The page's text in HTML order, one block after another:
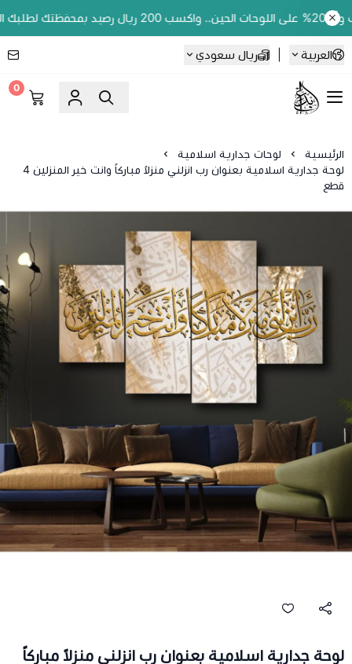
الجاي!
العربية ريال سعودي
Ebbdaa art
0
الرئيسية
لوحات جدارية اسلامية
لوحة جدارية اسلامية بعنوان رب انزلني منزلاً مباركاً وانت خير المنزلين 4
قطع
لوحة جدارية اسلامية بعنوان رب انزلني منزلاً مباركاً